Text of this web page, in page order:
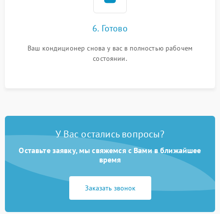
6. Готово
Ваш кондиционер снова у вас в полностью рабочем
состоянии.
У Вас остались вопросы?
Оставьте заявку, мы свяжемся с Вами в ближайшее
время
Заказать звонок